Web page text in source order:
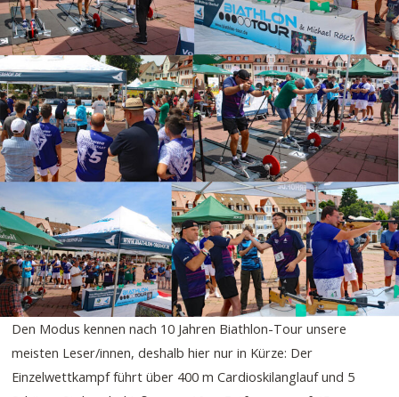
Den Modus kennen nach 10 Jahren Biathlon-Tour unsere
meisten Leser/innen, deshalb hier nur in Kürze: Der
Einzelwettkampf führt über 400 m Cardioskilanglauf und 5